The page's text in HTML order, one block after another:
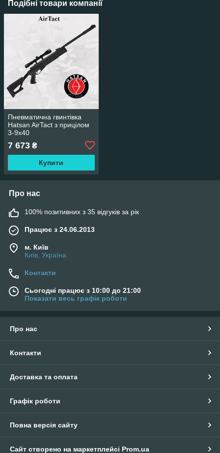
Подібні товари компанії
Пневматична гвинтівка
Hatsan AirTact з прицілом
3-9x40
7 673 ₴
Купити
Про нас
100% позитивних з 35 відгуків за рік
Працює з 24.06.2013
м. Київ
Київ, Україна
Контакти
Сьогодні працює з 10:00 до 21:00
Показати весь графік роботи
Про нас
Контакти
Доставка та оплата
Графік роботи
Повна версія сайту
Сайт створено на маркетплейсі Prom.ua